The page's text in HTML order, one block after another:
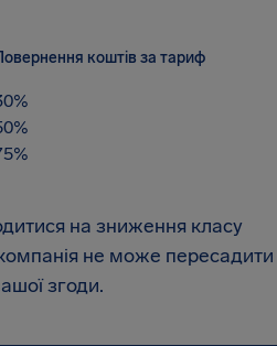
коштів за тариф
на зниження класу
не може пересадити
згоди.